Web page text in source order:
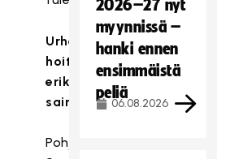
Urheilijoiden
hoitoon
erikoistunut
sairaala
Pohjola
2026–27 nyt
myynnissä –
hanki ennen
ensimmäistä
peliä
06.08.2026